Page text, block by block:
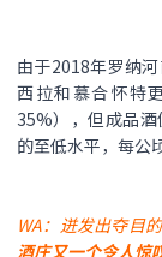
由于2018年罗纳
西拉和慕合怀特
35%），但成品
的至低水平，每公
WA：迸发出夺目
酒庄又一个令人惊